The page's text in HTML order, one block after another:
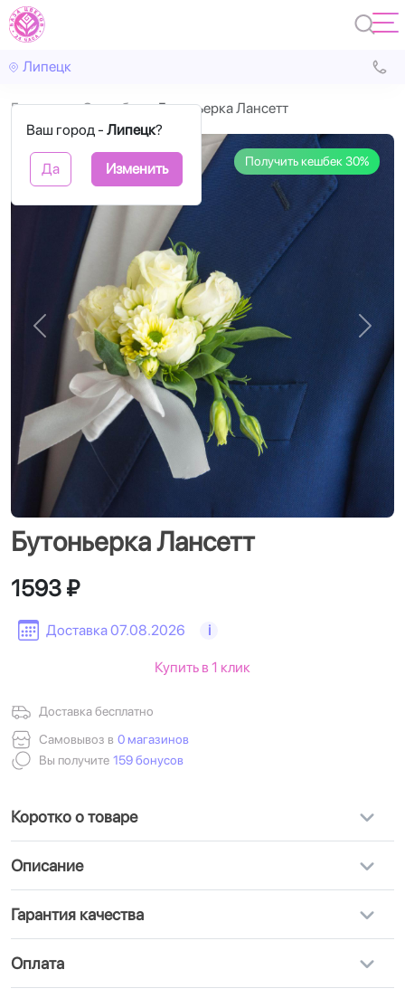
Липецк
Ваш город - Липецк?
Да Изменить
Главная Свадьба Бутоньерка Лансетт
Получить кешбек 30%
Назад
Бутоньерка Лансетт
Доставка 07.08.2026 i
1593 ₽
Доставка бесплатно
Самовывоз в 0 магазинов
Вы получите 159 бонусов
Купить в 1 клик
Коротко о товаре
Описание
Гарантия качества
Оплата